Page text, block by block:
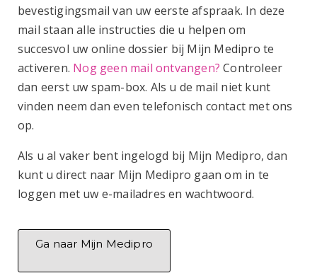
bevestigingsmail van uw eerste afspraak. In deze
mail staan alle instructies die u helpen om
succesvol uw online dossier bij Mijn Medipro te
activeren. Nog geen mail ontvangen? Controleer
dan eerst uw spam-box. Als u de mail niet kunt
vinden neem dan even telefonisch contact met ons
op.
Als u al vaker bent ingelogd bij Mijn Medipro, dan
kunt u direct naar Mijn Medipro gaan om in te
loggen met uw e-mailadres en wachtwoord.
Ga naar Mijn Medipro